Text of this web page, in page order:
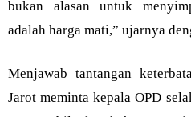
bukan alasan untuk
adalah harga mati,” ujarnya
Menjawab tantangan
Jarot meminta kepala OPD